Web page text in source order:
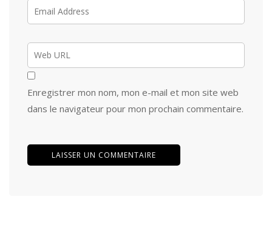
Enregistrer mon nom, mon e-mail et mon site web
dans le navigateur pour mon prochain commentaire.